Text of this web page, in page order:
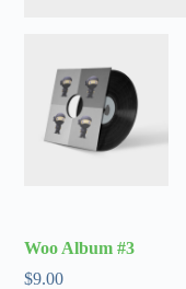
Woo Album #3
$9.00